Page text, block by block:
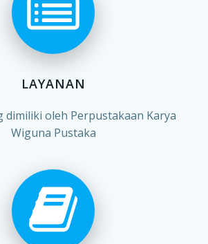
LAYANAN
dimiliki oleh Perpustakaan Karya
Wiguna Pustaka